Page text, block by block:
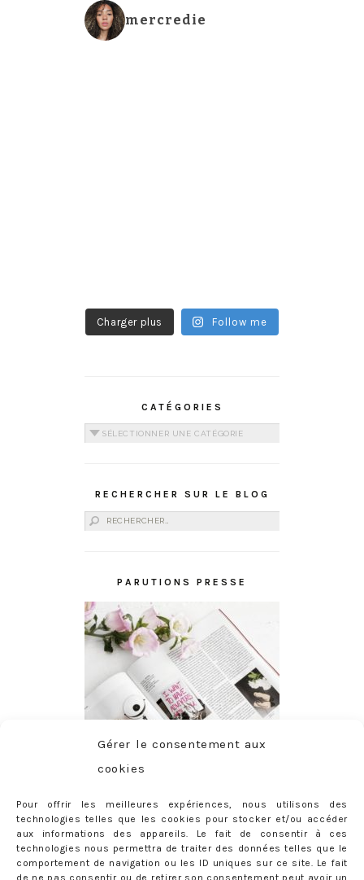
Gérer le consentement aux
cookies
Pour offrir les meilleures expériences, nous utilisons des
technologies telles que les cookies pour stocker et/ou accéder
aux informations des appareils. Le fait de consentir à ces
technologies nous permettra de traiter des données telles que le
comportement de navigation ou les ID uniques sur ce site. Le fait
de ne pas consentir ou de retirer son consentement peut avoir un
mercredie
Charger plus Follow me
CATÉGORIES
Catégories
RECHERCHER SUR LE BLOG
Rechercher :
PARUTIONS PRESSE